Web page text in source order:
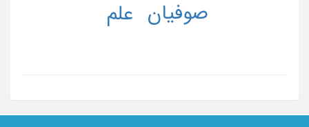
صوفیان
علم